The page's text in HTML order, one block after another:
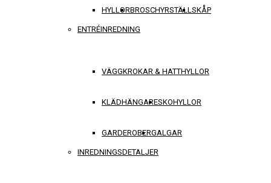
HYLLORBROSCHYRSTÄLLSKÅP
ENTRÉINREDNING
VÄGGKROKAR & HATTHYLLOR
KLÄDHÄNGARESKOHYLLOR
GARDEROBERGALGAR
INREDNINGSDETALJER